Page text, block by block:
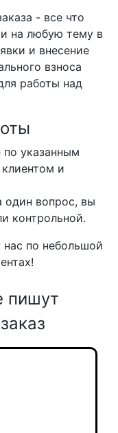
- все что
на любую тему в
и внесение
взноса
работы над
по указанным
и
один вопрос, вы
контрольной.
по небольшой
пишут